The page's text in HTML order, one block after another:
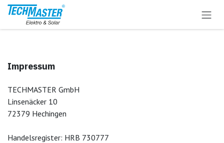
Zum Inhalt springen
Impressum
TECHMASTER GmbH
Linsenäcker 10
72379 Hechingen
Handelsregister: HRB 730777